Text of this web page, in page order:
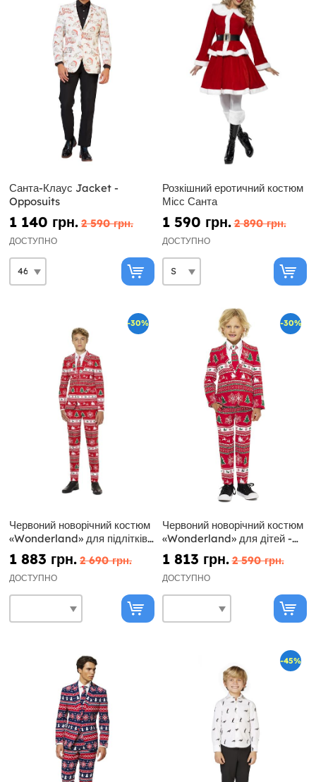
Санта-Клаус Jacket -
Opposuits
1 140 грн. 2 590 грн.
ДОСТУПНО
Розкішний еротичний костюм
Місс Санта
1 590 грн. 2 890 грн.
ДОСТУПНО
-30%
Червоний новорічний костюм
«Wonderland» для підлітків
- Opposuits
1 883 грн. 2 690 грн.
ДОСТУПНО
-30%
Червоний новорічний костюм
«Wonderland» для дітей -
Opposuits
1 813 грн. 2 590 грн.
ДОСТУПНО
-45%